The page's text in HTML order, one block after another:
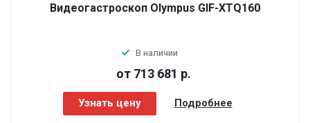
Видеогастроскоп Olympus GIF-XTQ160
В наличии
от 713 681 р.
Узнать цену Подробнее